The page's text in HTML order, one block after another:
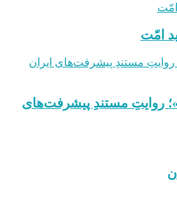
امّت
روایتِ مستندِ پیشرفت‌های